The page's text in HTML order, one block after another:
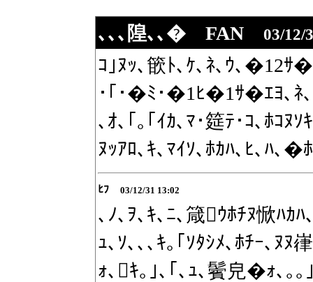
､､､隍､､� FAN 03/12/
ｺ｣ﾇｯ､篏ﾄ､ｹ､ﾈ､ｳ､�12ｻ
･｢･�ﾐ･�1ﾋ�1ｻ�ｴﾖ､ﾈ､
､ｵ､｢｡｢ｲｶ､ﾏ･筵ﾃ･ｺ､ﾎｺﾇ
ﾇｯｱﾛ､ｷ､ﾏｲｿ､ﾎｶﾊ､ﾋ､ﾊ､�
ﾋﾌ 03/12/31 13:02
､ﾉ､ｦ､ｷ､ﾆ､箴ｳﾎﾁﾇ惞ﾊｶ
ｭ､ｿ､､､ｷ｡｢ｿﾀｼﾒ､ﾎﾁｰ､ﾇﾇ
ｫ､ｷ｡｣､｢､ｭ､鬢皃�ｫ､｡｡